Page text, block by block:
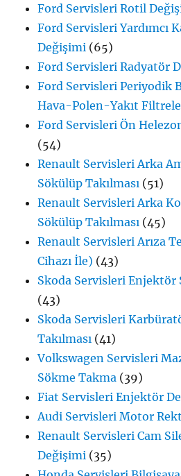
Ford Servisleri Rotil
Ford Servisleri Yardımcı
Değişimi (65)
Ford Servisleri Radyatör
Ford Servisleri Periyodik
Hava-Polen-Yakıt
Ford Servisleri Ön
(54)
Renault Servisleri Arka
Sökülüp Takılması (51)
Renault Servisleri Arka
Sökülüp Takılması (45)
Renault Servisleri Arıza
Cihazı İle) (43)
Skoda Servisleri Enjektör
(43)
Skoda Servisleri
Takılması (41)
Volkswagen Servisleri
Sökme Takma (39)
Fiat Servisleri Enjektör
Audi Servisleri Motor
Renault Servisleri Cam
Değişimi (35)